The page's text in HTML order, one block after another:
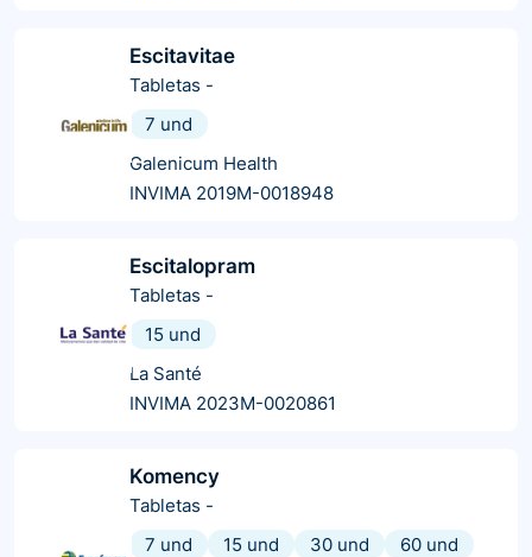
Escitavitae
Tabletas -
7 und
Galenicum Health
INVIMA 2019M-0018948
Escitalopram
Tabletas -
15 und
La Santé
INVIMA 2023M-0020861
Komency
Tabletas -
7 und
15 und 30 und
60 und